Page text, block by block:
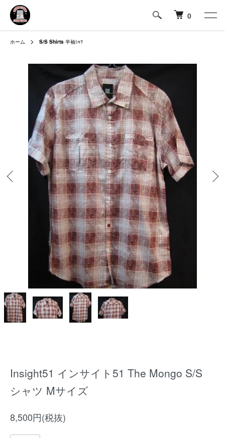
0
ホーム S/S Shirts 半袖ｼｬﾂ
Insight51 インサイト51 The Mongo S/S
シャツ Mサイズ
8,500円(税抜)